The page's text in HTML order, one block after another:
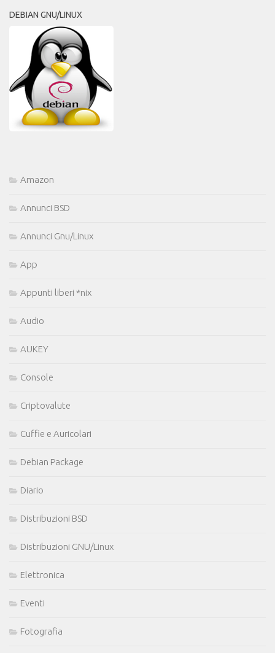
DEBIAN GNU/LINUX
Amazon
Annunci BSD
Annunci Gnu/Linux
App
Appunti liberi *nix
Audio
AUKEY
Console
Criptovalute
Cuffie e Auricolari
Debian Package
Diario
Distribuzioni BSD
Distribuzioni GNU/Linux
Elettronica
Eventi
Fotografia